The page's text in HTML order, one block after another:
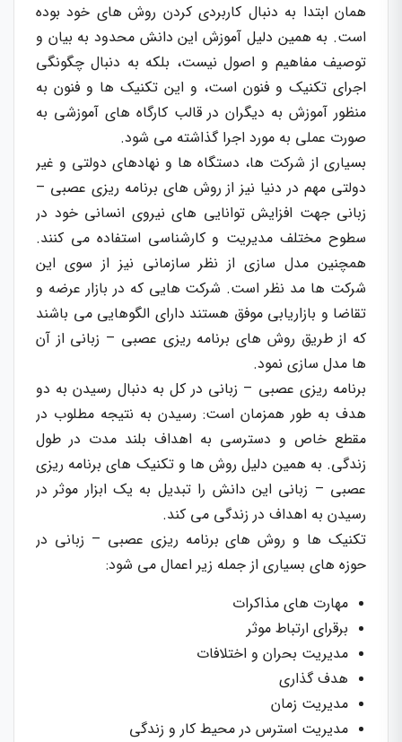
همان ابتدا به دنبال کاربردی کردن روش های خود بوده
است. به همین دلیل آموزش این دانش محدود به بیان و
توصیف مفاهیم و اصول نیست، بلکه به دنبال چگونگی
اجرای تکنیک و فنون است، و این تکنیک ها و فنون به
منظور آموزش به دیگران در قالب کارگاه های آموزشی به
صورت عملی به مورد اجرا گذاشته می شود.
بسیاری از شرکت ها، دستگاه ها و نهادهای دولتی و غیر
دولتی مهم در دنیا نیز از روش های برنامه ریزی عصبی –
زبانی جهت افزایش توانایی های نیروی انسانی خود در
سطوح مختلف مدیریت و کارشناسی استفاده می کنند.
همچنین مدل سازی از نظر سازمانی نیز از سوی این
شرکت ها مد نظر است. شرکت هایی که در بازار عرضه و
تقاضا و بازاریابی موفق هستند دارای الگوهایی می باشند
که از طریق روش های برنامه ریزی عصبی – زبانی از آن
ها مدل سازی نمود.
برنامه ریزی عصبی – زبانی در کل به دنبال رسیدن به دو
هدف به طور همزمان است: رسیدن به نتیجه مطلوب در
مقطع خاص و دسترسی به اهداف بلند مدت در طول
زندگی. به همین دلیل روش ها و تکنیک های برنامه ریزی
عصبی – زبانی این دانش را تبدیل به یک ابزار موثر در
رسیدن به اهداف در زندگی می کند.
تکنیک ها و روش های برنامه ریزی عصبی – زبانی در
حوزه های بسیاری از جمله زیر اعمال می شود:
مهارت های مذاکرات
برقرای ارتباط موثر
مدیریت بحران و اختلافات
هدف گذاری
مدیریت زمان
مدیریت استرس در محیط کار و زندگی